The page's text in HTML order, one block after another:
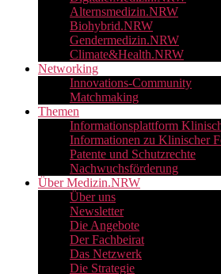
Alternsmedizin.NRW
Biohybrid.NRW
Gendermedizin.NRW
Climate&Health.NRW
Networking
Innovations-Community
Matchmaking
Themen
Informationsplattform
Informationen zu Klinischer
Patente und Schutzrechte
Nachwuchsförderung
Über Medizin.NRW
Über uns
Newsletter
Die Angebote
Der Fachbeirat
Das Netzwerk
Die Strategie